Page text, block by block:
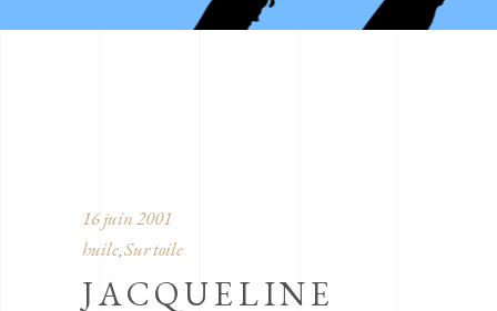
16 juin 2001
huile, Sur toile
JACQUELINE